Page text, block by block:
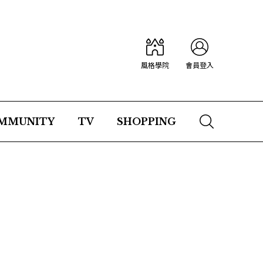
風格學院 會員登入
TV SHOPPING